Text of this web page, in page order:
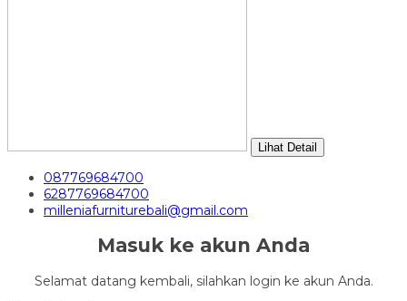
Lihat Detail
087769684700
6287769684700
milleniafurniturebali@gmail.com
Masuk ke akun Anda
Selamat datang kembali, silahkan login ke akun Anda.